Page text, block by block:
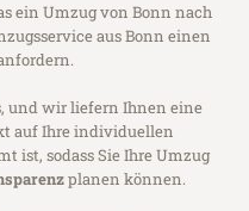
ein Umzug von Bonn nach
aus Bonn einen
und wir liefern Ihnen eine
auf Ihre individuellen
ist, sodass Sie Ihre Umzug
planen können.